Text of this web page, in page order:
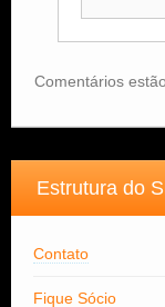
Comentários
Estrutura do
Contato
Fique Sócio